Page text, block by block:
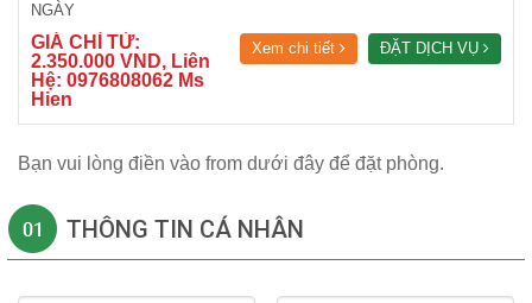
NGÀY
GIÁ CHỈ TỪ:
2.350.000 VND, Liên
Hệ: 0976808062 Ms
Hien
Xem chi tiết ĐẶT DỊCH VỤ
Bạn vui lòng điền vào from dưới đây để đặt phòng.
THÔNG TIN CÁ NHÂN